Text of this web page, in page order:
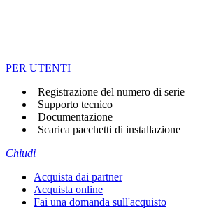
PER UTENTI
Registrazione del numero di serie
Supporto tecnico
Documentazione
Scarica pacchetti di installazione
Chiudi
Acquista dai partner
Acquista online
Fai una domanda sull'acquisto